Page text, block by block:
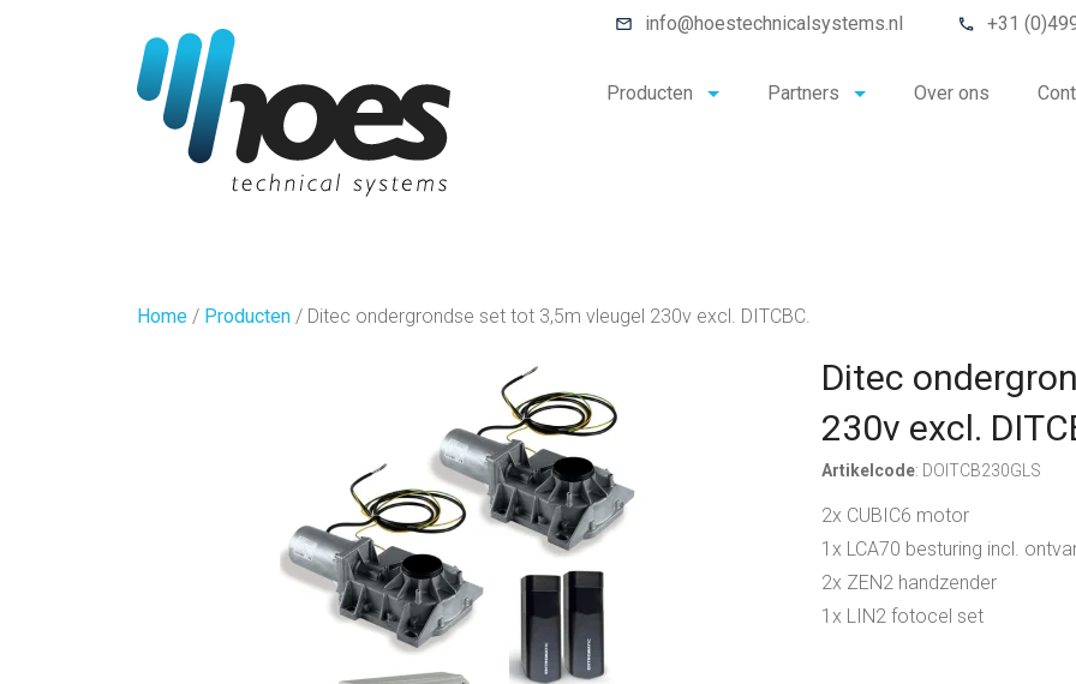
info@hoestechnicalsystems.nl +31
Producten Partners Over ons
Home / Producten / Ditec ondergrondse set tot 3,5m vleugel 230v excl. DITCBC.
Ditec
230v excl.
Artikelcode: DOITCB230GLS
2x CUBIC6 motor
1x LCA70 besturing incl.
2x ZEN2 handzender
1x LIN2 fotocel set